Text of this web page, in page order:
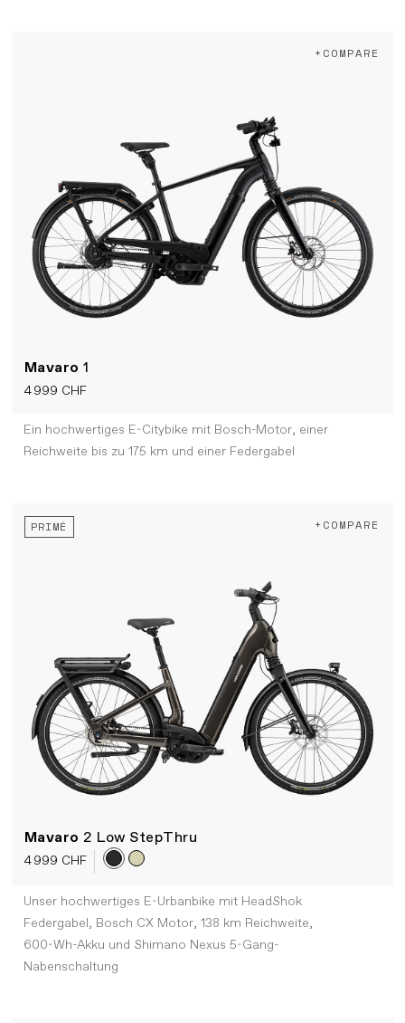
Mavaro1
4 999 CHF
+COMPARE
Ein hochwertiges E-Citybike mit Bosch-Motor, einer
Reichweite bis zu 175 km und einer Federgabel
PRIMÉ
Mavaro 2 Low StepThru
4 999 CHF
+COMPARE
Unser hochwertiges E-Urbanbike mit HeadShok
Federgabel, Bosch CX Motor, 138 km Reichweite,
600-Wh-Akku und Shimano Nexus 5-Gang-
Nabenschaltung